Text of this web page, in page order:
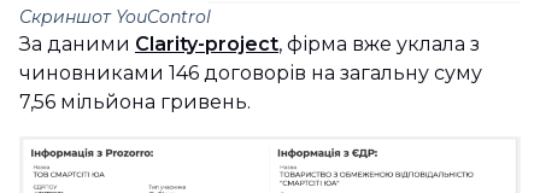
Скриншот YouControl
За даними Clarity-project, фірма вже уклала з
чиновниками 146 договорів на загальну суму
7,56 мільйона гривень.